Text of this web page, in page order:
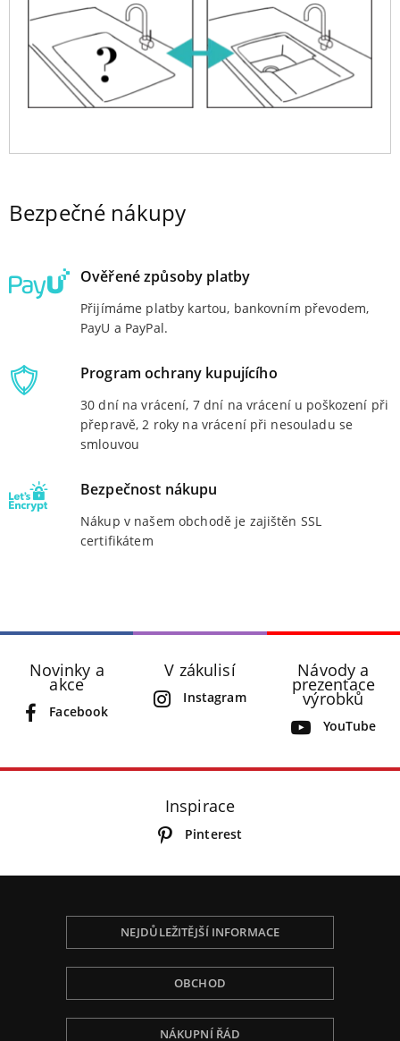
Bezpečné nákupy
Ověřené způsoby platby
Přijímáme platby kartou, bankovním převodem,
PayU a PayPal.
Program ochrany kupujícího
30 dní na vrácení, 7 dní na vrácení u poškození při
přepravě, 2 roky na vrácení při nesouladu se
smlouvou
Bezpečnost nákupu
Nákup v našem obchodě je zajištěn SSL
certifikátem
Novinky a
akce
Facebook
V zákulisí
Instagram
Návody a
prezentace
výrobků
YouTube
Inspirace
Pinterest
NEJDŮLEŽITĚJŠÍ INFORMACE
OBCHOD
NÁKUPNÍ ŘÁD
Používáme Cookies, abychom Vám poskytli tu